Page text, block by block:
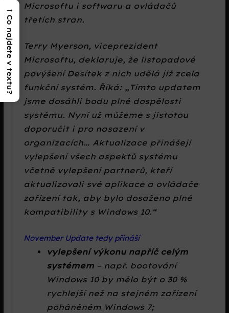
Microsoftu i softwaru a ovládačů
třetích stran.
Terry Myerson, viceprezident
Microsoftu, deklaruje, že listopadové
povýšení Desítek z nich udělá již zcela
funkční systém. Říká: „Tímto updatem
jsme dosáhli bodu plné dospělosti
systému. Nyní už můžeme s jistotou
doporučit i pro nasazení v
organizacích… Aktualizace přinášejí
vylepšení všech aspektů systému
včetně vylepšení partnerů, kteří
aktualizovali své aplikace a ovládače
zařízení tak, aby bylo dosaženo plné
kompatibility s Windows 10.“
November Update tedy přináší
vylepšení výkonu napříč celým
systémem – např. bootování
Windows 10 by mělo být o 30 %
rychlejší než na stejném zařízení
poháněném Windows 7;
→
Co najdete v textu?